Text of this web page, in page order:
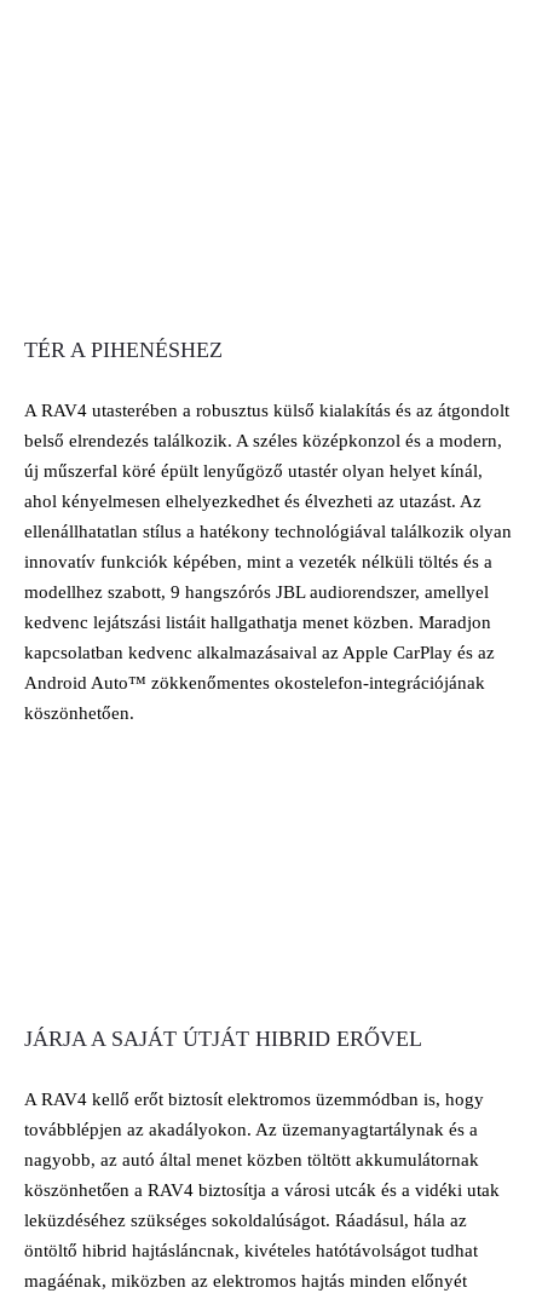
TÉR A PIHENÉSHEZ
A RAV4 utasterében a robusztus külső kialakítás és az átgondolt
belső elrendezés találkozik. A széles középkonzol és a modern,
új műszerfal köré épült lenyűgöző utastér olyan helyet kínál,
ahol kényelmesen elhelyezkedhet és élvezheti az utazást. Az
ellenállhatatlan stílus a hatékony technológiával találkozik olyan
innovatív funkciók képében, mint a vezeték nélküli töltés és a
modellhez szabott, 9 hangszórós JBL audiorendszer, amellyel
kedvenc lejátszási listáit hallgathatja menet közben. Maradjon
kapcsolatban kedvenc alkalmazásaival az Apple CarPlay és az
Android Auto™ zökkenőmentes okostelefon-integrációjának
köszönhetően.
JÁRJA A SAJÁT ÚTJÁT HIBRID ERŐVEL
A RAV4 kellő erőt biztosít elektromos üzemmódban is, hogy
továbblépjen az akadályokon. Az üzemanyagtartálynak és a
nagyobb, az autó által menet közben töltött akkumulátornak
köszönhetően a RAV4 biztosítja a városi utcák és a vidéki utak
leküzdéséhez szükséges sokoldalúságot. Ráadásul, hála az
öntöltő hibrid hajtásláncnak, kivételes hatótávolságot tudhat
magáénak, miközben az elektromos hajtás minden előnyét